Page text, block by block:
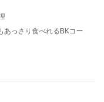
あっさり食べれるBKコー